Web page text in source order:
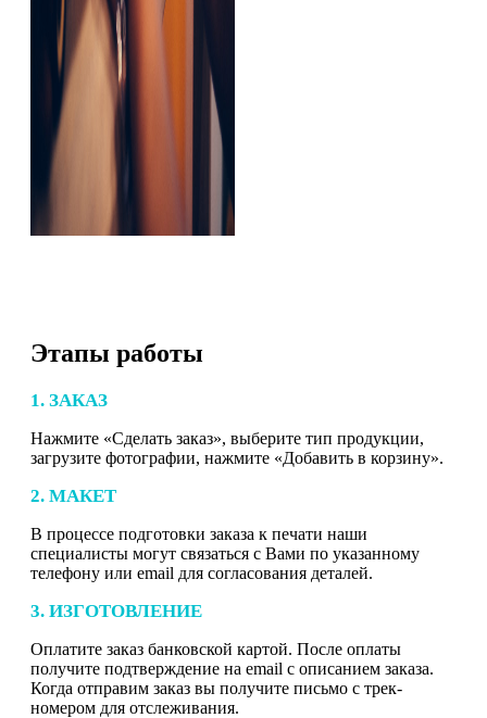
Этапы работы
1. ЗАКАЗ
Нажмите «Сделать заказ», выберите тип продукции,
загрузите фотографии, нажмите «Добавить в корзину».
2. МАКЕТ
В процессе подготовки заказа к печати наши
специалисты могут связаться с Вами по указанному
телефону или email для согласования деталей.
3. ИЗГОТОВЛЕНИЕ
Оплатите заказ банковской картой. После оплаты
получите подтверждение на email с описанием заказа.
Когда отправим заказ вы получите письмо с трек-
номером для отслеживания.